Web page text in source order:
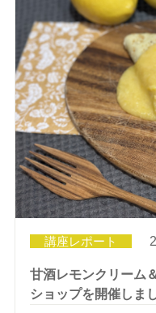
講座レポート
甘酒レモンクリーム
ショップを開催しま